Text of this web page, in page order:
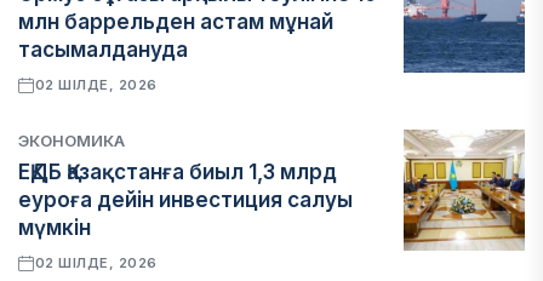
млн баррельден астам мұнай
тасымалдануда
02 ШІЛДЕ, 2026
ЭКОНОМИКА
ЕҚДБ Қазақстанға биыл 1,3 млрд
еуроға дейін инвестиция салуы
мүмкін
02 ШІЛДЕ, 2026